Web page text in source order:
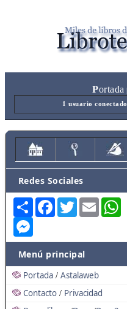
Portada
1 usuario conectado
Redes Sociales
Share FacebookTwitterEmail
Menú principal
Portada / Astalaweb
Contacto / Privacidad